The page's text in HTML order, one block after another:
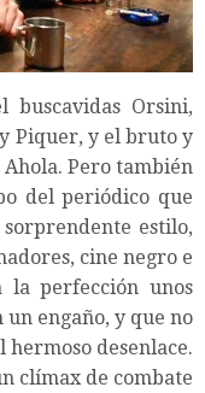
buscavidas Orsini,
Piquer, y el bruto y
Ahola. Pero también
del periódico que
estilo,
cine negro e
la perfección unos
engaño, y que no
hermoso desenlace.
clímax de combate